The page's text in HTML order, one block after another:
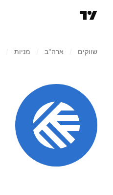
שווקים ארה"ב‏ מניות‏